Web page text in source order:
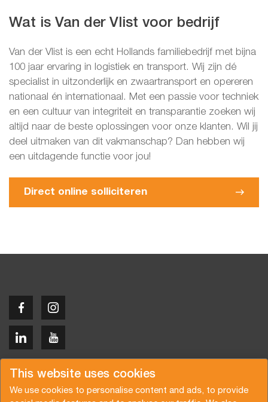
This website uses cookies
We use cookies to personalise content and ads, to provide
Wat is Van der Vlist voor bedrijf
Van der Vlist is een echt Hollands familiebedrijf met bijna
100 jaar ervaring in logistiek en transport. Wij zijn dé
specialist in uitzonderlijk en zwaartransport en opereren
nationaal én internationaal. Met een passie voor techniek
en een cultuur van integriteit en transparantie zoeken wij
altijd naar de beste oplossingen voor onze klanten. Wil jij
deel uitmaken van dit vakmanschap? Dan hebben wij
een uitdagende functie voor jou!
Direct online solliciteren
Copyright © 2026 Van der Vlist